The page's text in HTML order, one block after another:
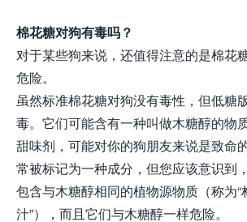
棉花糖对狗有毒吗？
对于某些狗来说，还值得注意的是棉花
危险。
虽然标准棉花糖对狗没有毒性，但低糖
毒。它们可能含有一种叫做木糖醇的物
甜味剂，可能对你的狗朋友来说是致命
常被标记为一种成分，但您应该意识到
包含与木糖醇相同的植物源物质（称为“
汁”），而且它们与木糖醇一样危险。